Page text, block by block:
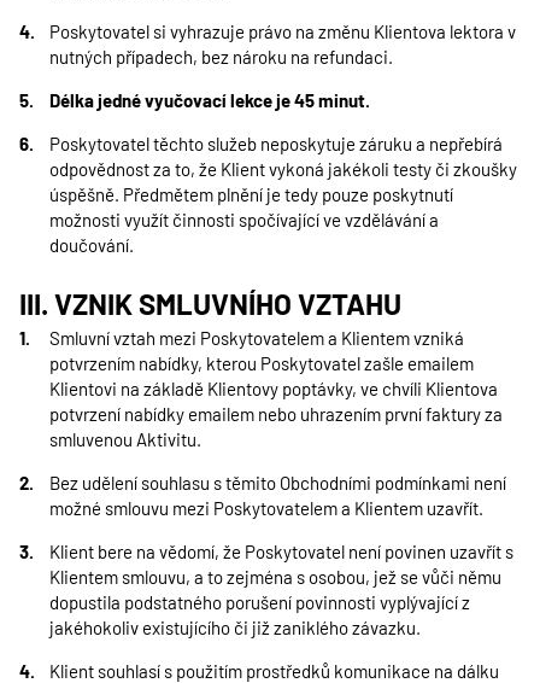
Poskytovatel si vyhrazuje právo na změnu Klientova lektora v
nutných případech, bez nároku na refundaci.
Délka jedné vyučovací lekce je 45 minut.
Poskytovatel těchto služeb neposkytuje záruku a nepřebírá
odpovědnost za to, že Klient vykoná jakékoli testy či zkoušky
úspěšně. Předmětem plnění je tedy pouze poskytnutí
možnosti využít činnosti spočívající ve vzdělávání a
doučování.
III. VZNIK SMLUVNÍHO VZTAHU
Smluvní vztah mezi Poskytovatelem a Klientem vzniká
potvrzením nabídky, kterou Poskytovatel zašle emailem
Klientovi na základě Klientovy poptávky, ve chvíli Klientova
potvrzení nabídky emailem nebo uhrazením první faktury za
smluvenou Aktivitu.
Bez udělení souhlasu s těmito Obchodními podmínkami není
možné smlouvu mezi Poskytovatelem a Klientem uzavřít.
Klient bere na vědomí, že Poskytovatel není povinen uzavřít s
Klientem smlouvu, a to zejména s osobou, jež se vůči němu
dopustila podstatného porušení povinnosti vyplývající z
jakéhokoliv existujícího či již zaniklého závazku.
Klient souhlasí s použitím prostředků komunikace na dálku